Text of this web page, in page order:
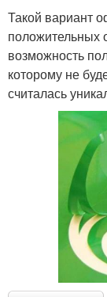
Такой вариант
положительных
возможность
которому не
считалась